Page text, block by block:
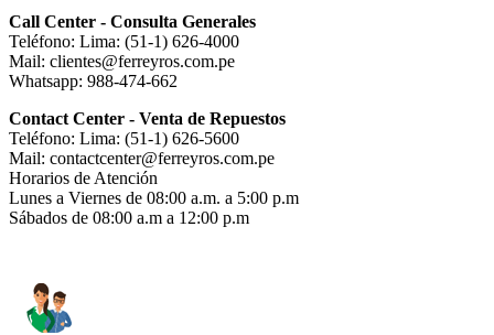
Call Center - Consulta Generales
Teléfono: Lima: (51-1) 626-4000
Mail: clientes@ferreyros.com.pe
Whatsapp: 988-474-662
Contact Center - Venta de Repuestos
Teléfono: Lima: (51-1) 626-5600
Mail: contactcenter@ferreyros.com.pe
Horarios de Atención
Lunes a Viernes de 08:00 a.m. a 5:00 p.m
Sábados de 08:00 a.m a 12:00 p.m